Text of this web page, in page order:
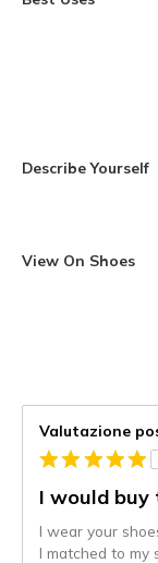
Describe Yourself
View On Shoes
Valutazione
I would buy
I wear your
I matched to my